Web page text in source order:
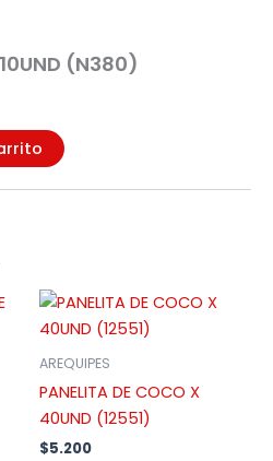
(N380)
AREQUIPES
PANELITA DE COCO X
40UND (12551)
$5.200